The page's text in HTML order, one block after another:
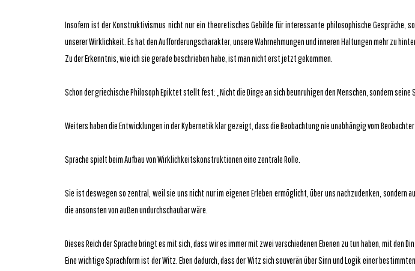
Insofern ist der Konstruktivismus nicht nur ein theoretisches Gebilde für interessante philosophische Gespräche,
unserer Wirklichkeit. Es hat den Aufforderungscharakter, unsere Wahrnehmungen und inneren Haltungen mehr zu
Zu der Erkenntnis, wie ich sie gerade beschrieben habe, ist man nicht erst jetzt gekommen.
Schon der griechische Philosoph Epiktet stellt fest: „Nicht die Dinge an sich beunruhigen den Menschen, sondern seine
Weiters haben die Entwicklungen in der Kybernetik klar gezeigt, dass die Beobachtung nie unabhängig vom
Sprache spielt beim Aufbau von Wirklichkeitskonstruktionen eine zentrale Rolle.
Sie ist deswegen so zentral, weil sie uns nicht nur im eigenen Erleben ermöglicht, über uns nachzudenken, sondern
die ansonsten von außen undurchschaubar wäre.
Dieses Reich der Sprache bringt es mit sich, dass wir es immer mit zwei verschiedenen Ebenen zu tun haben, mit den
Eine wichtige Sprachform ist der Witz. Eben dadurch, dass der Witz sich souverän über Sinn und Logik einer